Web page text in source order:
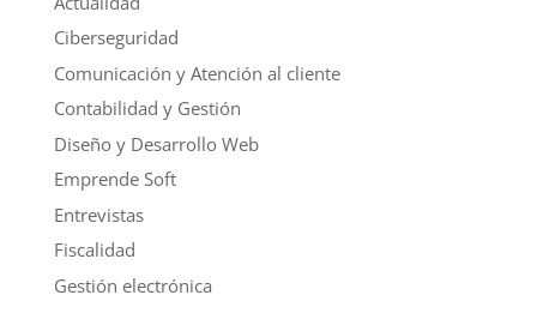
Ciberseguridad
Comunicación y Atención al cliente
Contabilidad y Gestión
Diseño y Desarrollo Web
Emprende Soft
Entrevistas
Fiscalidad
Gestión electrónica